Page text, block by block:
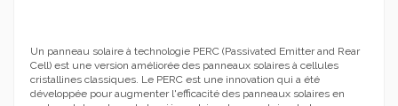
Un panneau solaire à technologie PERC (Passivated Emitter and Rear
Cell) est une version améliorée des panneaux solaires à cellules
cristallines classiques. Le PERC est une innovation qui a été
développée pour augmenter l'efficacité des panneaux solaires en